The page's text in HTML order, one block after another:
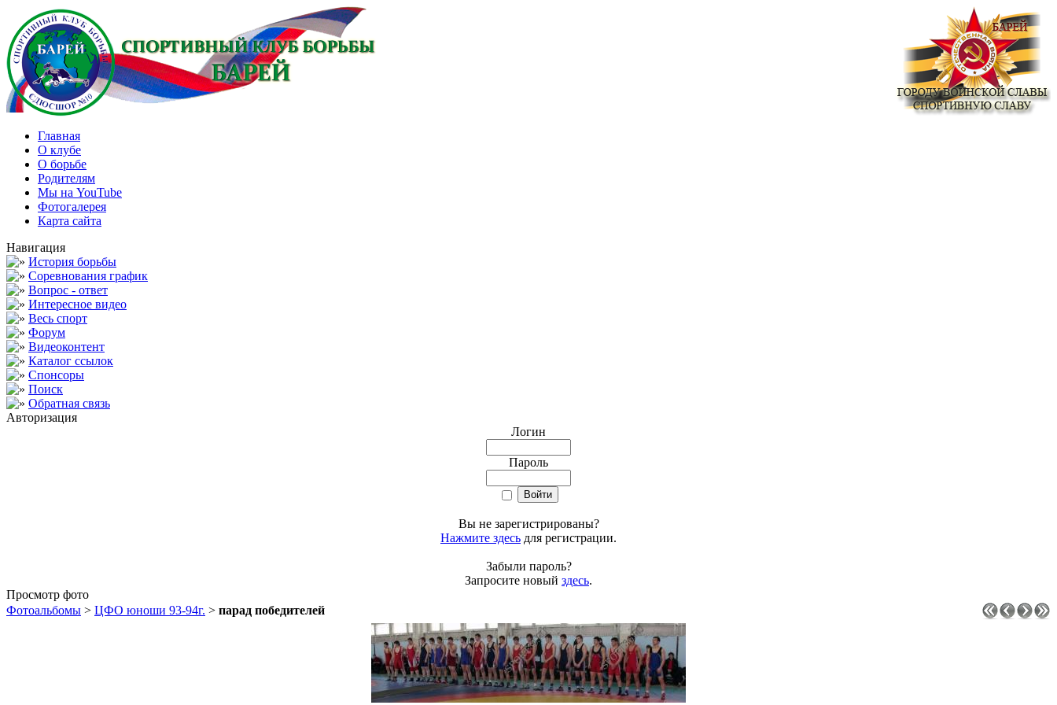
Главная
О клубе
О борьбе
Родителям
Мы на YouTube
Фотогалерея
Карта сайта
Навигация
История борьбы
Соревнования график
Вопрос - ответ
Интересное видео
Весь спорт
Форум
Видеоконтент
Каталог ссылок
Спонсоры
Поиск
Обратная связь
Авторизация
Логин
Пароль
Вы не зарегистрированы?
Нажмите здесь для регистрации.
Забыли пароль?
Запросите новый здесь.
Просмотр фото
Фотоальбомы > ЦФО юноши 93-94г. > парад победителей